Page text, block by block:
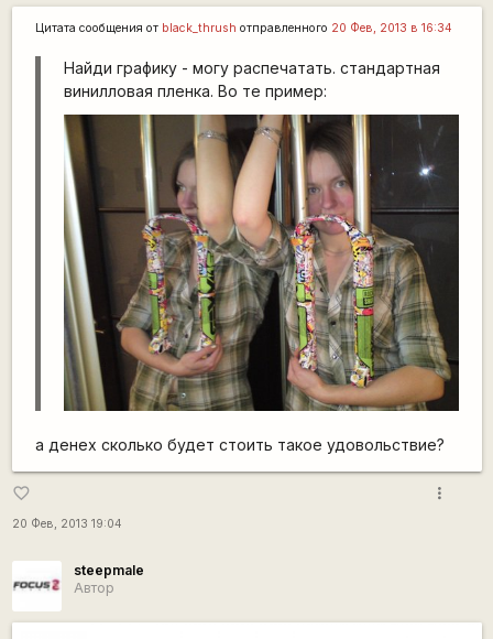
Цитата сообщения от black_thrush отправленного 20 Фев, 2013 в 16:34
Найди графику - могу распечатать. стандартная
винилловая пленка. Во те пример:
а денех сколько будет стоить такое удовольствие?
favorite_border
20 Фев, 2013 19:04
more_vert
steepmale
Автор